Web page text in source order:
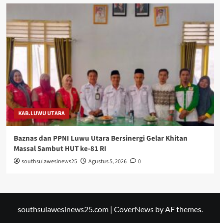
KAB.LUWU UTARA
Baznas dan PPNI Luwu Utara Bersinergi Gelar Khitan
Massal Sambut HUT ke-81 RI
southsulawesinews25 Agustus 5, 2026 0
southsulawesinews25.com | CoverNewsby AF themes.